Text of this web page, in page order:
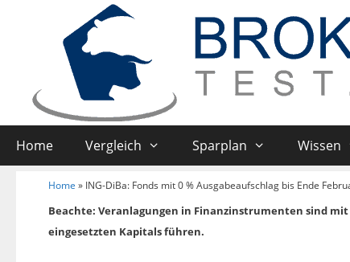
Home Vergleich Sparplan Wissen
Home » ING-DiBa: Fonds mit 0 % Ausgabeaufschlag bis Ende
Beachte: Veranlagungen in Finanzinstrumenten sind
eingesetzten Kapitals führen.